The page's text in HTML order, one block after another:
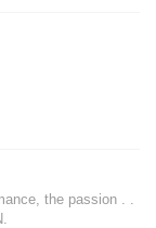
the passion . .